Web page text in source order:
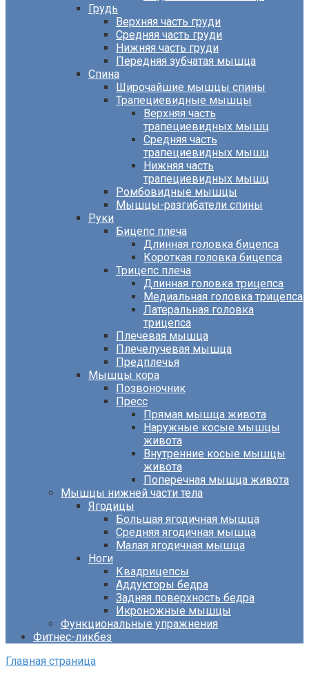
Грудь
Верхняя часть груди
Средняя часть груди
Нижняя часть груди
Передняя зубчатая мышца
Спина
Широчайшие мышцы спины
Трапециевидные мышцы
Верхняя часть
трапециевидных мышц
Средняя часть
трапециевидных мышц
Нижняя часть
трапециевидных мышц
Ромбовидные мышцы
Мышцы-разгибатели спины
Руки
Бицепс плеча
Длинная головка бицепса
Короткая головка бицепса
Трицепс плеча
Длинная головка трицепса
Медиальная головка трицепса
Латеральная головка
трицепса
Плечевая мышца
Плечелучевая мышца
Предплечья
Мышцы кора
Позвоночник
Пресс
Прямая мышца живота
Наружные косые мышцы
живота
Внутренние косые мышцы
живота
Поперечная мышца живота
Мышцы нижней части тела
Ягодицы
Большая ягодичная мышца
Средняя ягодичная мышца
Малая ягодичная мышца
Ноги
Квадрицепсы
Аддукторы бедра
Задняя поверхность бедра
Икроножные мышцы
Функциональные упражнения
Фитнес-ликбез
Главная страница